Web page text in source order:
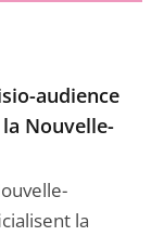
audience
Nouvelle-
la